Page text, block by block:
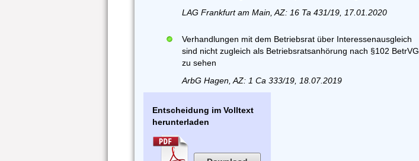
LAG Frankfurt am Main, AZ: 16 Ta 431/19, 17.01.2020
Verhandlungen mit dem Betriebsrat über Interessenausgleich
sind nicht zugleich als Betriebsratsanhörung nach §102 BetrVG
zu sehen
ArbG Hagen, AZ: 1 Ca 333/19, 18.07.2019
Entscheidung im Volltext
herunterladen